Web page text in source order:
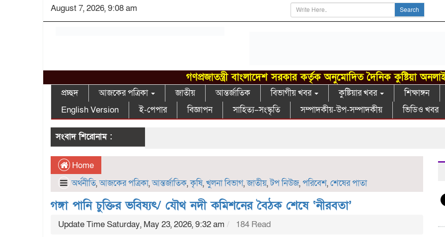
August 7, 2026, 9:08 am Search
গণপ্রজাতন্ত্রী বাংলাদেশ সরকার কর্তৃক অনুমোদিত দৈনিক কুষ্টিয়া
প্রচ্ছদ আজকের পত্রিকা জাতীয় আন্তর্জাতিক বিভাগীয় খবর কুষ্টিয়ার খবর শিক্ষাঙ্গন
English Version
ই-পেপার বিজ্ঞাপন সাহিত্য–সংস্কৃতি সম্পাদকীয়-উপ-সম্পাদকীয় ভিডিও খবর
সংবাদ শিরোনাম :
Home
অর্থনীতি,আজকের পত্রিকা,আন্তর্জাতিক,কৃষি,খুলনা বিভাগ,জাতীয়,টপ নিউজ,পরিবেশ,শেষের পাতা
গঙ্গা পানি চুক্তির ভবিষ্যৎ/ যৌথ নদী কমিশনের বৈঠক শেষে ‘নীরবতা’
Update Time Saturday, May 23, 2026, 9:32 am 184 Read